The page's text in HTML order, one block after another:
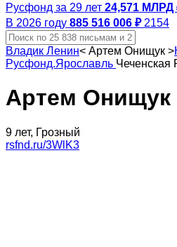
Русфонд за 29 лет 24,571 МЛРД
В 2026 году 885 516 006 ₽ 2154
Владик Ленин< Артем Онищук >
Русфонд.Ярославль Чеченская
Артем Онищук
9 лет, Грозный
rsfnd.ru/3WlK3